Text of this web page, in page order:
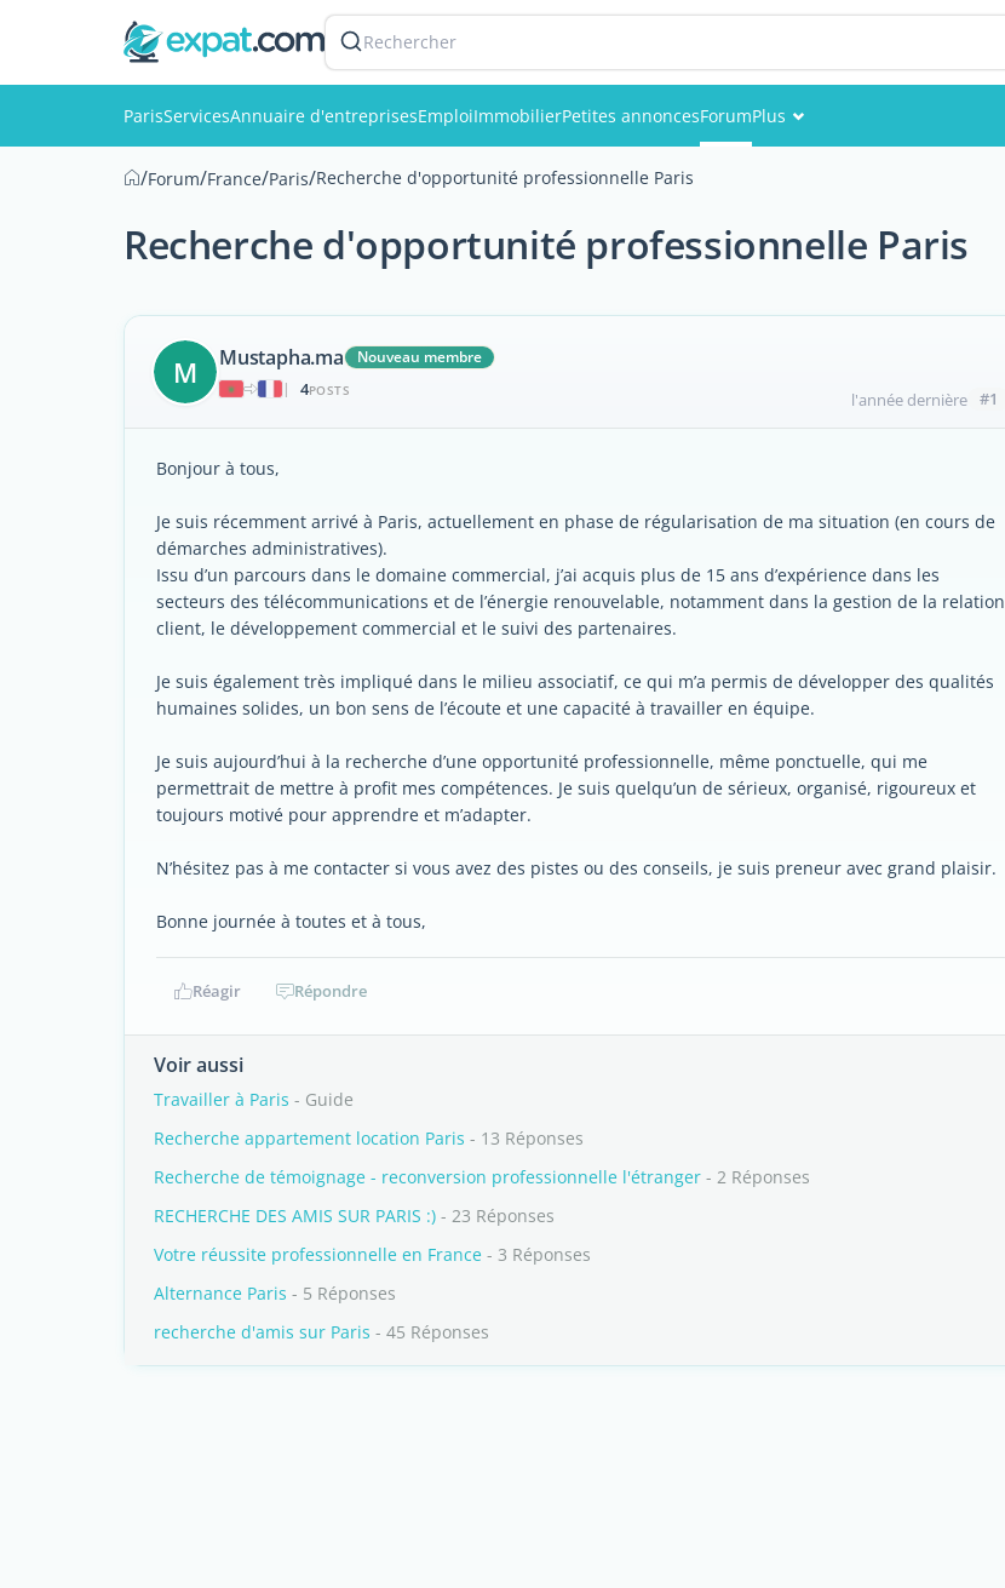
Rechercher
ParisServicesAnnuaire d'entreprisesEmploiImmobilierPetites annoncesForumPlus
Membres
/Forum/France/Paris/Recherche d'opportunité professionnelle Paris
Recherche d'opportunité professionnelle Paris
M Mustapha.ma
Nouveau membre
|
4POSTS l'année dernière #1
Bonjour à tous,
Je suis récemment arrivé à Paris, actuellement en phase de régularisation de ma situation (en cours de
démarches administratives).
Issu d’un parcours dans le domaine commercial, j’ai acquis plus de 15 ans d’expérience dans les
secteurs des télécommunications et de l’énergie renouvelable, notamment dans la gestion de la relation
client, le développement commercial et le suivi des partenaires.
Je suis également très impliqué dans le milieu associatif, ce qui m’a permis de développer des qualités
humaines solides, un bon sens de l’écoute et une capacité à travailler en équipe.
Je suis aujourd’hui à la recherche d’une opportunité professionnelle, même ponctuelle, qui me
permettrait de mettre à profit mes compétences. Je suis quelqu’un de sérieux, organisé, rigoureux et
toujours motivé pour apprendre et m’adapter.
N’hésitez pas à me contacter si vous avez des pistes ou des conseils, je suis preneur avec grand plaisir.
Bonne journée à toutes et à tous,
Réagir Répondre
Voir aussi
Travailler à Paris - Guide
Recherche appartement location Paris - 13 Réponses
Recherche de témoignage - reconversion professionnelle l'étranger - 2 Réponses
RECHERCHE DES AMIS SUR PARIS :) - 23 Réponses
Votre réussite professionnelle en France - 3 Réponses
Alternance Paris - 5 Réponses
recherche d'amis sur Paris - 45 Réponses